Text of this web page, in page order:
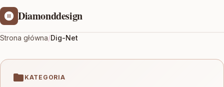
Diamonddesign
Strona główna/Dig-Net
KATEGORIA